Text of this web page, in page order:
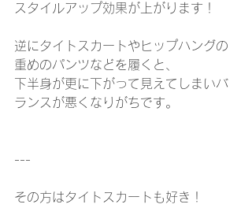
スタイルアップ効果が上がります！
逆にタイトスカートやヒップハングの
重めのパンツなどを履くと、
下半身が更に下がって見えてしまいバ
ランスが悪くなりがちです。
---
その方はタイトスカートも好き！